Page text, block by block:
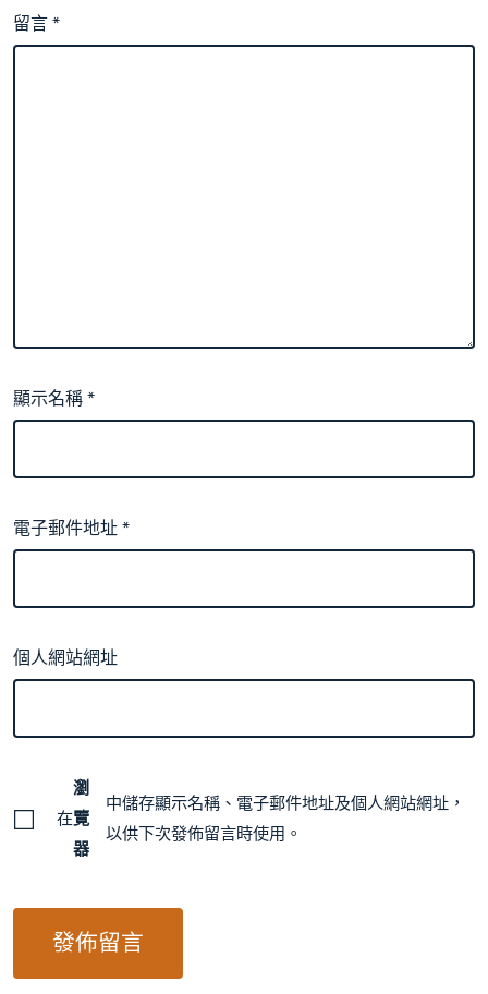
留言*
顯示名稱*
電子郵件地址*
個人網站網址
在
瀏
覽
器
中儲存顯示名稱、電子郵件地址及個人網站網址，
以供下次發佈留言時使用。